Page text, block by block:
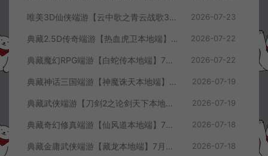
唯美3D仙侠端游【云中歌之青云战歌3D本地端】7月最新整理Win一键服务端+GM工具+PC客户端+详细搭建教程 2026-07-23
典藏2.5D传奇端游【热血虎卫本地端】7月最新整理Win一键服务端+充值教程+PC客户端+详细搭建教程 2026-07-22
典藏魔幻RPG端游【白蛇传本地端】7月最新整理Win一键服务端+GM工具+PC客户端+详细搭建教程 2026-07-22
典藏神话三国端游【神魔诛天本地端】7月最新整理Win一键服务端+充值教程+PC客户端+详细搭建教程 2026-07-19
典藏武侠端游【刀剑2之论剑天下本地端】7月最新整理Win一键服务端+GM工具+PC客户端+详细搭建教程 2026-07-19
典藏奇幻修真端游【仙风道本地端】7月最新整理Win一键服务端+GM工具+PC客户端+详细搭建教程 2026-07-18
典藏金庸武侠端游【藏龙本地端】7月最新整理Win一键服务端+GM工具+PC客户端+详细搭建教程 2026-07-18